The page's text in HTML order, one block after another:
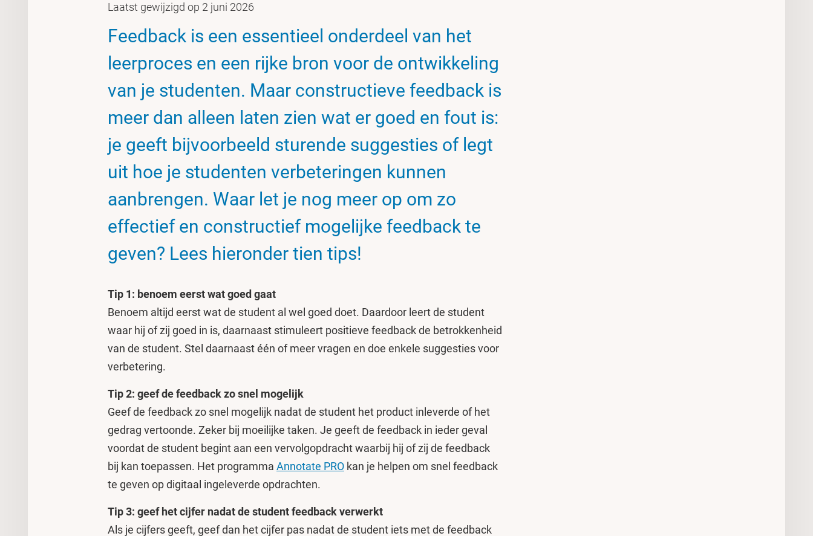
Laatst gewijzigd op 2 juni 2026
Feedback is een essentieel onderdeel van het
leerproces en een rijke bron voor de ontwikkeling
van je studenten. Maar constructieve feedback is
meer dan alleen laten zien wat er goed en fout is:
je geeft bijvoorbeeld sturende suggesties of legt
uit hoe je studenten verbeteringen kunnen
aanbrengen. Waar let je nog meer op om zo
effectief en constructief mogelijke feedback te
geven? Lees hieronder tien tips!
Tip 1: benoem eerst wat goed gaat
Benoem altijd eerst wat de student al wel goed doet. Daardoor leert de student
waar hij of zij goed in is, daarnaast stimuleert positieve feedback de betrokkenheid
van de student. Stel daarnaast één of meer vragen en doe enkele suggesties voor
verbetering.
Tip 2: geef de feedback zo snel mogelijk
Geef de feedback zo snel mogelijk nadat de student het product inleverde of het
gedrag vertoonde. Zeker bij moeilijke taken. Je geeft de feedback in ieder geval
voordat de student begint aan een vervolgopdracht waarbij hij of zij de feedback
bij kan toepassen. Het programma Annotate PRO kan je helpen om snel feedback
te geven op digitaal ingeleverde opdrachten.
Tip 3: geef het cijfer nadat de student feedback verwerkt
Als je cijfers geeft, geef dan het cijfer pas nadat de student iets met de feedback